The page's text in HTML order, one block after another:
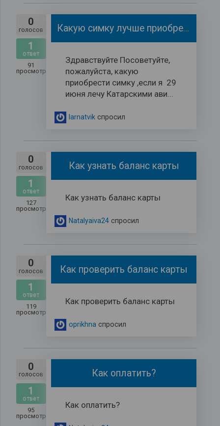
0
голосов
1
ответ
91
просмотров
Какую симку лучше приобрести
Здравствуйте Посоветуйте,
пожалуйста, какую
приобрести симку ,если я 29
июня лечу Катарскими ави...
larnatvikспросил
0
голосов
1
ответ
127
просмотров
Как узнать баланс карты
Как узнать баланс карты
Natalyaiva24спросил
0
голосов
1
ответ
119
просмотров
Как проверить баланс карты
Как проверить баланс карты
oprikhna спросил
0
голосов
1
ответ
95
просмотров
Как оплатить?
Как оплатить?